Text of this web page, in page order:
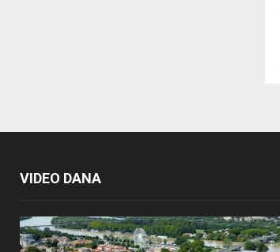
VIDEO DANA